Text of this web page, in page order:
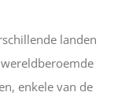
landen
enkele van de